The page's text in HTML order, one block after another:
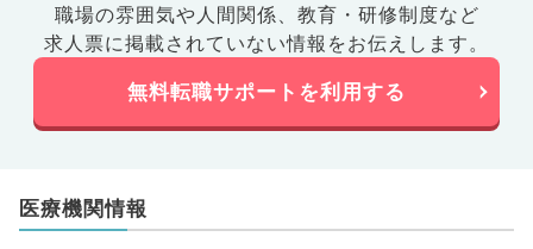
職場の雰囲気や人間関係、 教育・研修制度など
求人票に掲載されていない情報をお伝えします。
無料転職サポートを利用する
医療機関情報